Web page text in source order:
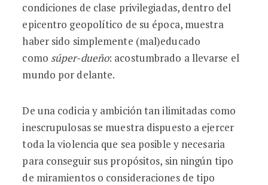
condiciones de clase privilegiadas, dentro del
epicentro geopolítico de su época, muestra
haber sido simplemente (mal)educado
como súper-dueño: acostumbrado a llevarse el
mundo por delante.
De una codicia y ambición tan ilimitadas como
inescrupulosas se muestra dispuesto a ejercer
toda la violencia que sea posible y necesaria
para conseguir sus propósitos, sin ningún tipo
de miramientos o consideraciones de tipo